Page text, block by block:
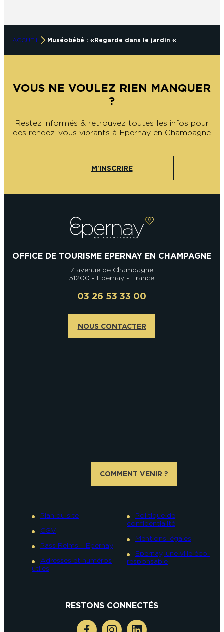
ACCUEIL Muséobébé : « Regarde dans le jardin «
VOUS NE VOULEZ RIEN MANQUER
?
Restez informés & retrouvez toutes les infos pour
des rendez-vous vibrants à Epernay en Champagne
!
M'INSCRIRE
OFFICE DE TOURISME EPERNAY EN CHAMPAGNE
7 avenue de Champagne
51200 - Epernay - France
03 26 53 33 00
NOUS CONTACTER
COMMENT VENIR ?
Plan du site
CGV
Pass Reims – Epernay
Adresses et numéros
utiles
Politique de
confidentialité
Mentions légales
Epernay, une ville éco-
responsable
RESTONS CONNECTÉS